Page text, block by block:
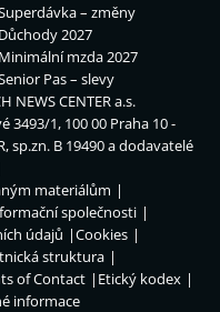
– změny
Důchody 2027
Minimální mzda 2027
Pas – slevy
NEWS CENTER a.s.
3493/1, 100 00 Praha 10 -
sp.zn. B 19490 a dodavatelé
materiálům
společnosti
údajů
Cookies
struktura
of Contact
Etický kodex
informace